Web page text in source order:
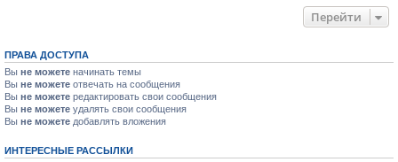
Перейти
ПРАВА ДОСТУПА
Вы не можете начинать темы
Вы не можете отвечать на сообщения
Вы не можете редактировать свои сообщения
Вы не можете удалять свои сообщения
Вы не можете добавлять вложения
ИНТЕРЕСНЫЕ РАССЫЛКИ